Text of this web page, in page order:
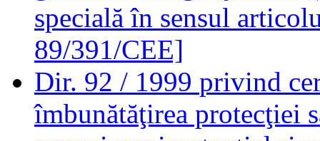
specială în sensul
89/391/CEE]
Dir. 92 / 1999 privind
îmbunătăţirea protecţiei